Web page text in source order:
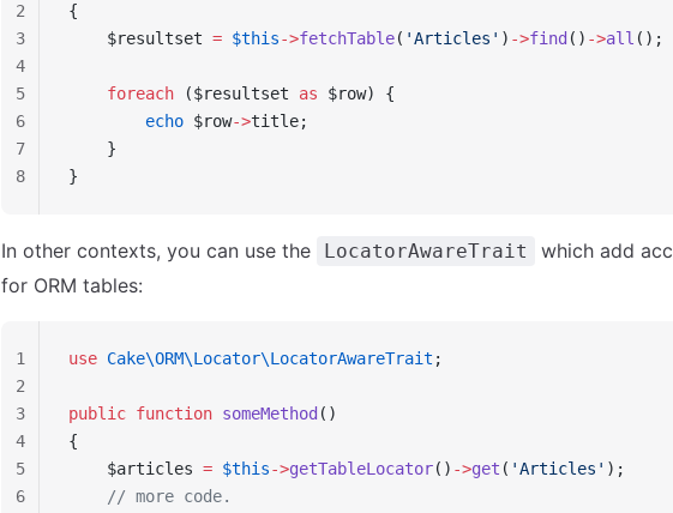
{
    $resultset
= $this->fetchTable( 'Articles' ) ->find () ->all ();
    foreach
($resultset as $row) {
        echo
$row->title;
    }
}
2
3
4
5
6
7
8
In other contexts, you can use the LocatorAwareTrait
which add
for ORM tables:
use Cake\ORM\Locator\LocatorAwareTrait ;
public function someMethod ()
{
    $articles
= $this->getTableLocator() ->get ( 'Articles' );
    // more code.
1
2
3
4
5
6